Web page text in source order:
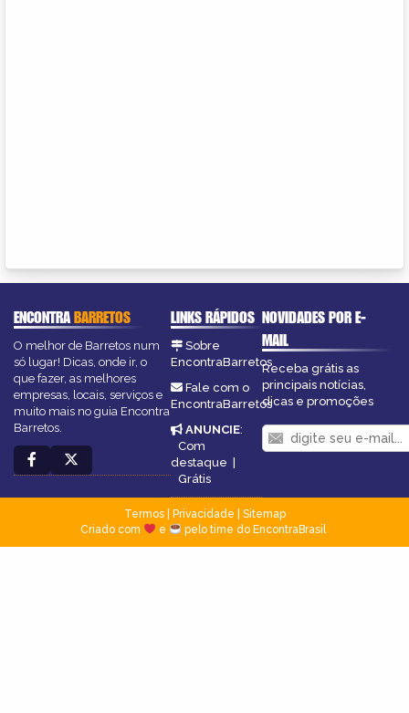
ENCONTRABARRETOS
O melhor de Barretos num
só lugar! Dicas, onde ir, o
que fazer, as melhores
empresas, locais, serviços e
muito mais no guia Encontra
Barretos.
LINKS RÁPIDOS
Sobre
EncontraBarretos
Fale com o
EncontraBarretos
ANUNCIE:
Com
destaque |
Grátis
NOVIDADES POR E-
MAIL
Receba grátis as
principais notícias,
dicas e promoções
Termos| Privacidade
Sitemap
Criado com
e pelo time do EncontraBrasil